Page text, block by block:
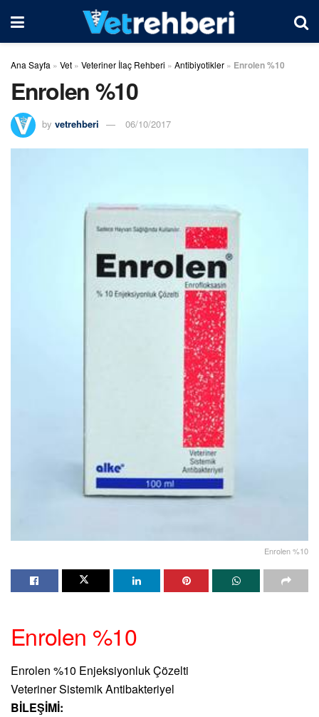
Ana Sayfa » Vet » Veteriner İlaç Rehberi » Antibiyotikler » Enrolen %10
Enrolen %10
by vetrehberi 06/10/2017
Enrolen %10
Enrolen %10
Enrolen %10 Enjeksiyonluk Çözelti
Veteriner Sistemik Antibakteriyel
BİLEŞİMİ: